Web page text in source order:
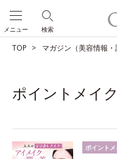
検索
メニュー
TOP マガジン（美容情報・
ポイントメイ
ポイントメ